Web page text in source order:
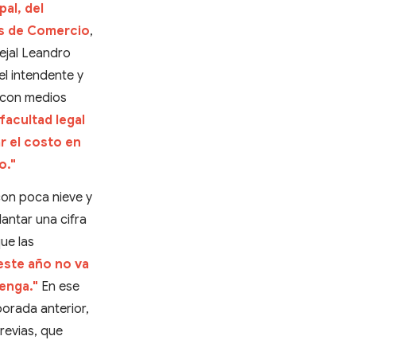
del
de Comercio,
Leandro
intendente y
medios
legal
el costo en
poca nieve y
una cifra
las
año no va
En ese
anterior,
que